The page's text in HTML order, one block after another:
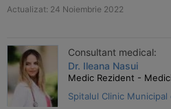
Actualizat: 24 Noiembrie 2022
Consultant medical:
Dr. Ileana Nasui
Medic Rezident -
Spitalul Clinic